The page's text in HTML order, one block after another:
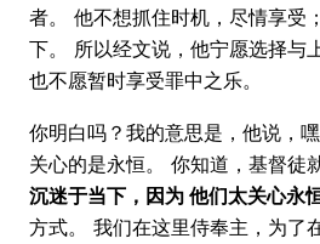
者。 他不想抓住时机，尽情享受
下。 所以经文说，他宁愿选择与
也不愿暂时享受罪中之乐。
你明白吗？我的意思是，他说，
关心的是永恒。 你知道，基督徒
沉迷于当下，因为 他们太关心永恒
方式。 我们在这里侍奉主，为了